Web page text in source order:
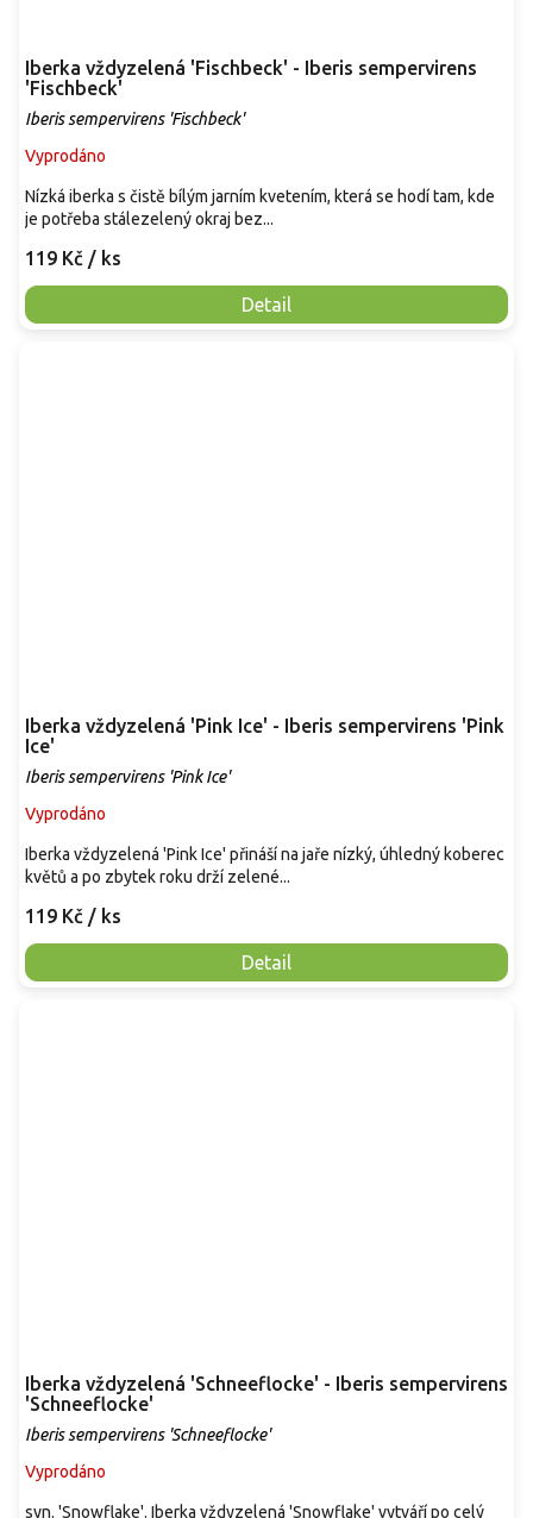
Iberka vždyzelená 'Fischbeck' - Iberis sempervirens
'Fischbeck'
Iberis sempervirens 'Fischbeck'
Vyprodáno
119 Kč / ks
Detail
Nízká iberka s čistě bílým jarním kvetením, která se hodí tam, kde
je potřeba stálezelený okraj bez...
Iberka vždyzelená 'Pink Ice' - Iberis sempervirens 'Pink
Ice'
Iberis sempervirens 'Pink Ice'
Vyprodáno
119 Kč / ks
Detail
Iberka vždyzelená 'Pink Ice' přináší na jaře nízký, úhledný koberec
květů a po zbytek roku drží zelené...
Iberka vždyzelená 'Schneeflocke' - Iberis sempervirens
'Schneeflocke'
Iberis sempervirens 'Schneeflocke'
Vyprodáno
syn. 'Snowflake'. Iberka vždyzelená 'Snowflake' vytváří po celý